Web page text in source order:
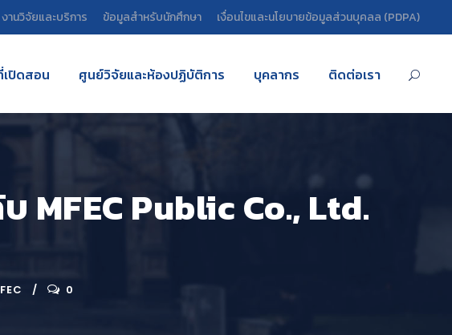
งานวิจัยและบริการ ข้อมูลสำหรับนักศึกษา เงื่อนไขและนโยบายข้อมูลส่วนบุคลล (PDPA)
ปิดสอน ศูนย์วิจัยและห้องปฏิบัติการ บุคลากร ติดต่อเรา
MFEC Public Co., Ltd.
0